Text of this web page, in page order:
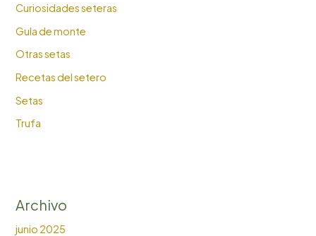
Curiosidades seteras
Gula de monte
Otras setas
Recetas del setero
Setas
Trufa
Archivo
junio 2025